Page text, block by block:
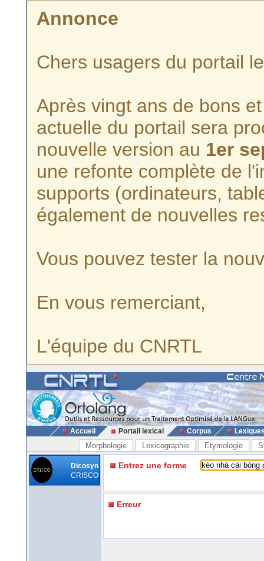
Annonce
Chers usagers du portail
Après vingt ans de bons
actuelle du portail sera
nouvelle version au 1er
une refonte complète de
supports (ordinateurs,
également de nouvelles
Vous pouvez tester la
En vous remerciant,
L'équipe du CNRTL
Accueil Portail lexical Corpus
Morphologie Lexicographie Etymologie
Dicosyn
CRISCO
Entrez une forme
Erreur